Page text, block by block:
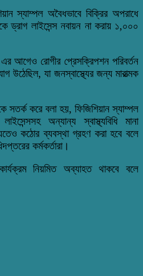
স্যাম্পল অবৈধভাবে বিক্রির অপরাধে
ড্রাগ লাইসেন্স নবায়ন না করায় ১,০০০
আগেও রোগীর প্রেসক্রিপশন পরিবর্তন
উঠেছিল, যা জনস্বাস্থ্যের জন্য মারাত্মক
সতর্ক করে বলা হয়, ফিজিশিয়ান স্যাম্পল
অন্যান্য স্বাস্থ্যবিধি মানা
কঠোর ব্যবস্থা গ্রহণ করা হবে বলে
কর্মকর্তারা।
নিয়মিত অব্যাহত থাকবে বলে